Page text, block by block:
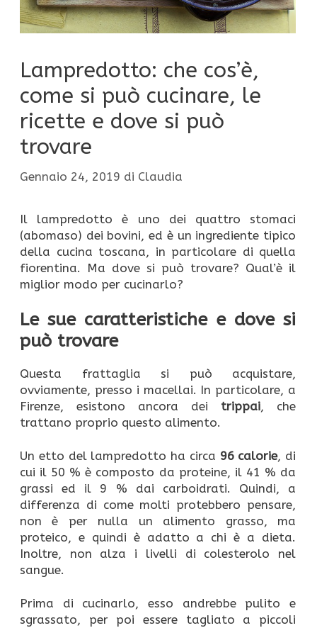
Lampredotto: che cos’è,
come si può cucinare, le
ricette e dove si può
trovare
Gennaio 24, 2019 di Claudia
Il lampredotto è uno dei quattro stomaci
(abomaso) dei bovini, ed è un ingrediente tipico
della cucina toscana, in particolare di quella
fiorentina. Ma dove si può trovare? Qual’è il
miglior modo per cucinarlo?
Le sue caratteristiche e dove si
può trovare
Questa frattaglia si può acquistare,
ovviamente, presso i macellai. In particolare, a
Firenze, esistono ancora dei trippai, che
trattano proprio questo alimento.
Un etto del lampredotto ha circa 96 calorie, di
cui il 50 % è composto da proteine, il 41 % da
grassi ed il 9 % dai carboidrati. Quindi, a
differenza di come molti protebbero pensare,
non è per nulla un alimento grasso, ma
proteico, e quindi è adatto a chi è a dieta.
Inoltre, non alza i livelli di colesterolo nel
sangue.
Prima di cucinarlo, esso andrebbe pulito e
sgrassato, per poi essere tagliato a piccoli